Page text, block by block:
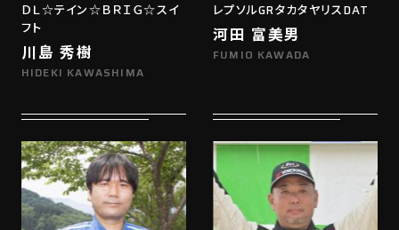
ＤＬ☆テイン☆ＢＲＩＧ☆スイ
フト
川島 秀樹
HIDEKI KAWASHIMA
レプソルGRタカタヤリスDAT
河田 富美男
FUMIO KAWADA